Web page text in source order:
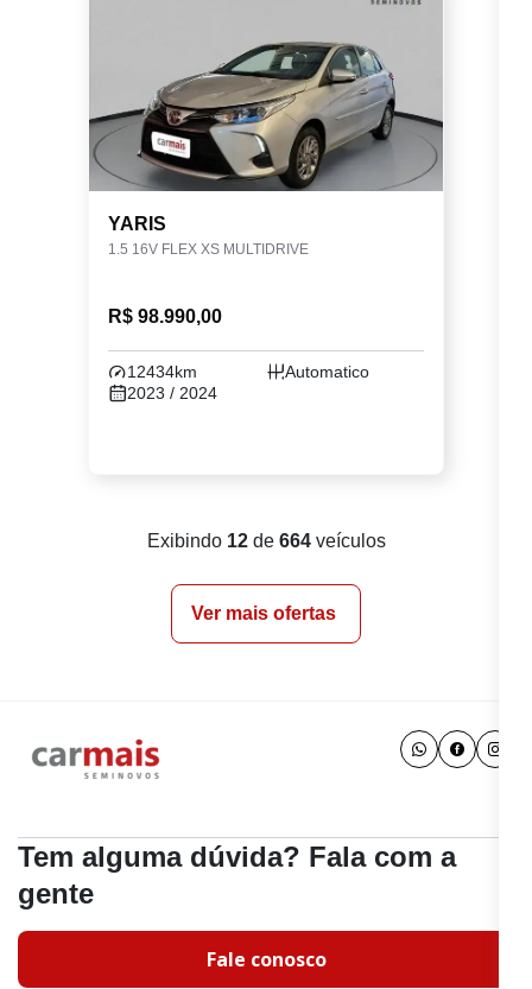
YARIS
1.5 16V FLEX XS MULTIDRIVE
R$ 98.990,00
12434km
Automatico
2023 / 2024
Exibindo 12de 664veículos
Ver mais ofertas
Tem alguma dúvida? Fala com a
gente
Fale conosco